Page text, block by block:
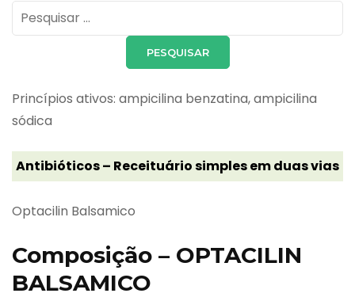
Pesquisar
por:
Princípios ativos: ampicilina benzatina, ampicilina
sódica
Antibióticos – Receituário simples em duas vias
Optacilin Balsamico
Composição – OPTACILIN
BALSAMICO